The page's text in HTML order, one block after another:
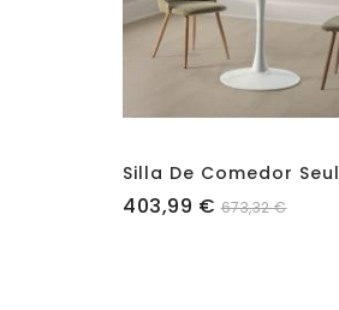
Precio
403,99 € 673,32 €